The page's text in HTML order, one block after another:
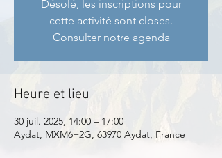
Désolé, les inscriptions pour
cette activité sont closes.
Consulter notre agenda
Heure et lieu
30 juil. 2025, 14:00 – 17:00
Aydat, MXM6+2G, 63970 Aydat, France